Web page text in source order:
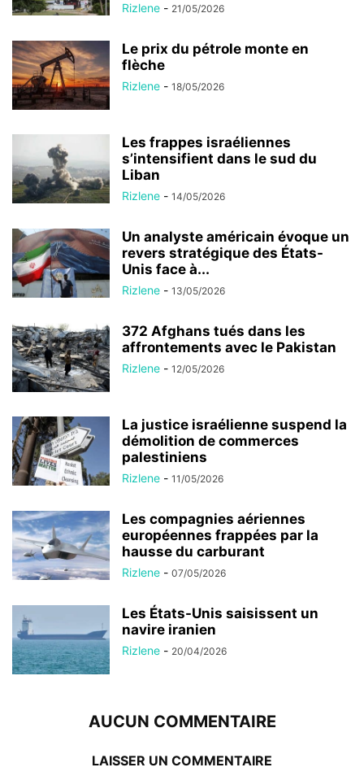
Rizlene - 21/05/2026
Le prix du pétrole monte en
flèche
Rizlene - 18/05/2026
Les frappes israéliennes
s’intensifient dans le sud du
Liban
Rizlene - 14/05/2026
Un analyste américain évoque un
revers stratégique des États-
Unis face à...
Rizlene - 13/05/2026
372 Afghans tués dans les
affrontements avec le Pakistan
Rizlene - 12/05/2026
La justice israélienne suspend la
démolition de commerces
palestiniens
Rizlene - 11/05/2026
Les compagnies aériennes
européennes frappées par la
hausse du carburant
Rizlene - 07/05/2026
Les États-Unis saisissent un
navire iranien
Rizlene - 20/04/2026
AUCUN COMMENTAIRE
LAISSER UN COMMENTAIRE